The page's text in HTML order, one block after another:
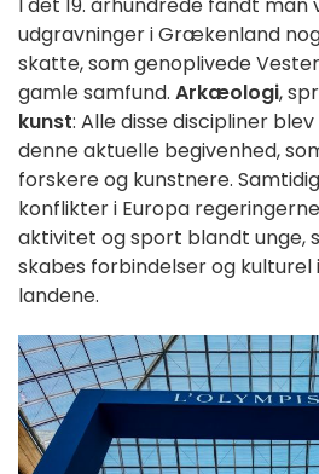
I det 19. århundrede fandt
udgravninger i Grækenland
skatte, som genoplivede
gamle samfund. Arkæologi,
kunst: Alle disse discipliner
denne aktuelle begivenhed,
forskere og kunstnere.
konflikter i Europa
aktivitet og sport blandt unge,
skabes forbindelser og
landene.